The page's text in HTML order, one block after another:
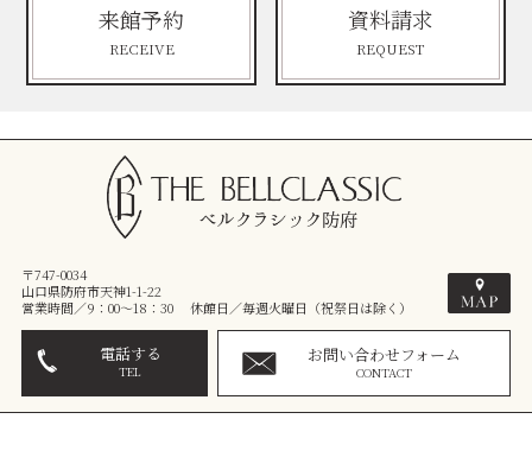
来館予約
RECEIVE
資料請求
REQUEST
〒747-0034
山口県防府市天神1-1-22
営業時間／9：00～18：30 休館日／毎週火曜日（祝祭日は除く）
電話する
TEL
お問い合わせフォーム
CONTACT